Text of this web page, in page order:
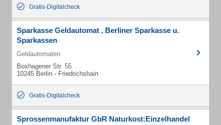
Gratis-Digitalcheck
Sparkasse Geldautomat , Berliner Sparkasse u.
Sparkassen
Geldautomaten
Boxhagener Str. 55
10245 Berlin - Friedrichshain
Gratis-Digitalcheck
Sprossenmanufaktur GbR Naturkost:Einzelhandel